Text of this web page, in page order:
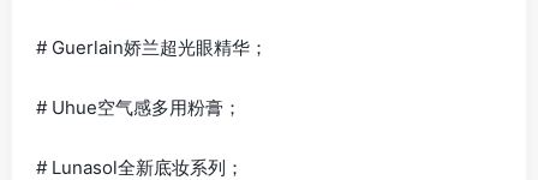
# Guerlain娇兰超光眼精华；
# Uhue空气感多用粉膏；
# Lunasol全新底妆系列；